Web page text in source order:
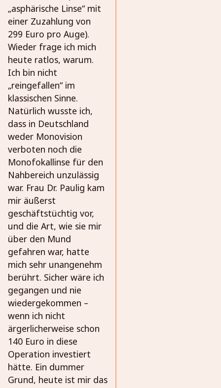
„asphärische Linse“ mit
einer Zuzahlung von
299 Euro pro Auge).
Wieder frage ich mich
heute ratlos, warum.
Ich bin nicht
„reingefallen“ im
klassischen Sinne.
Natürlich wusste ich,
dass in Deutschland
weder Monovision
verboten noch die
Monofokallinse für den
Nahbereich unzulässig
war. Frau Dr. Paulig kam
mir äußerst
geschäftstüchtig vor,
und die Art, wie sie mir
über den Mund
gefahren war, hatte
mich sehr unangenehm
berührt. Sicher wäre ich
gegangen und nie
wiedergekommen –
wenn ich nicht
ärgerlicherweise schon
140 Euro in diese
Operation investiert
hätte. Ein dummer
Grund, heute ist mir das